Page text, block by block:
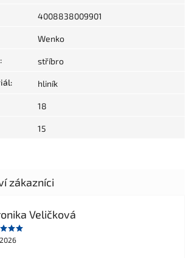
4008838009901
Wenko
: stříbro
: hliník
18
15
Veličková